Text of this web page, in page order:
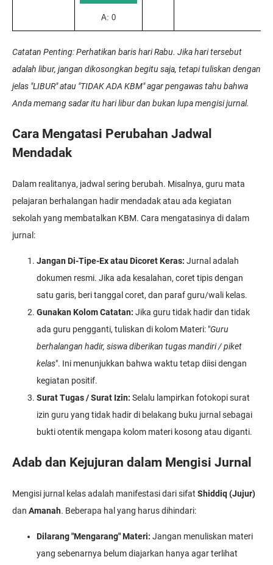
A: 0
Catatan Penting: Perhatikan baris hari Rabu. Jika hari tersebut
adalah libur, jangan dikosongkan begitu saja, tetapi tuliskan dengan
jelas "LIBUR" atau "TIDAK ADA KBM" agar pengawas tahu bahwa
Anda memang sadar itu hari libur dan bukan lupa mengisi jurnal.
Cara Mengatasi Perubahan Jadwal
Mendadak
Dalam realitanya, jadwal sering berubah. Misalnya, guru mata
pelajaran berhalangan hadir mendadak atau ada kegiatan
sekolah yang membatalkan KBM. Cara mengatasinya di dalam
jurnal:
Jangan Di-Tipe-Ex atau Dicoret Keras: Jurnal adalah
dokumen resmi. Jika ada kesalahan, coret tipis dengan
satu garis, beri tanggal coret, dan paraf guru/wali kelas.
Gunakan Kolom Catatan: Jika guru tidak hadir dan tidak
ada guru pengganti, tuliskan di kolom Materi: "Guru
berhalangan hadir, siswa diberikan tugas mandiri / piket
kelas". Ini menunjukkan bahwa waktu tetap diisi dengan
kegiatan positif.
Surat Tugas / Surat Izin: Selalu lampirkan fotokopi surat
izin guru yang tidak hadir di belakang buku jurnal sebagai
bukti otentik mengapa kolom materi kosong atau diganti.
Adab dan Kejujuran dalam Mengisi Jurnal
Mengisi jurnal kelas adalah manifestasi dari sifat Shiddiq (Jujur)
dan Amanah. Beberapa hal yang harus dihindari:
Dilarang "Mengarang" Materi: Jangan menuliskan materi
yang sebenarnya belum diajarkan hanya agar terlihat